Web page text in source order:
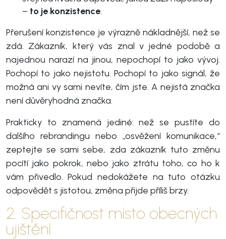
– to je konzistence.
Přerušení konzistence je výrazně nákladnější, než se
zdá. Zákazník, který vás znal v jedné podobě a
najednou narazí na jinou, nepochopí to jako vývoj.
Pochopí to jako nejistotu. Pochopí to jako signál, že
možná ani vy sami nevíte, čím jste. A nejistá značka
není důvěryhodná značka.
Prakticky to znamená jediné: než se pustíte do
dalšího rebrandingu nebo „osvěžení komunikace,“
zeptejte se sami sebe, zda zákazník tuto změnu
pocítí jako pokrok, nebo jako ztrátu toho, co ho k
vám přivedlo. Pokud nedokážete na tuto otázku
odpovědět s jistotou, změna přijde příliš brzy.
2. Specifičnost místo obecných
ujištění